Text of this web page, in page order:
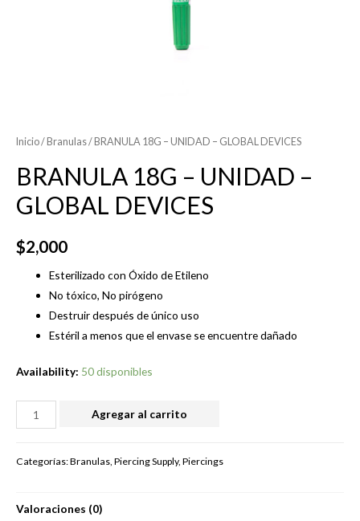
Inicio/ Branulas/ BRANULA 18G – UNIDAD – GLOBAL DEVICES
BRANULA 18G – UNIDAD –
GLOBAL DEVICES
$2,000
Esterilizado con Óxido de Etileno
No tóxico, No pirógeno
Destruir después de único uso
Estéril a menos que el envase se encuentre dañado
Availability: 50 disponibles
BRANULA
18G
UNIDAD
GLOBAL
Agregar al carrito
Categorías:Branulas Piercing Supply, Piercings
Valoraciones (0)